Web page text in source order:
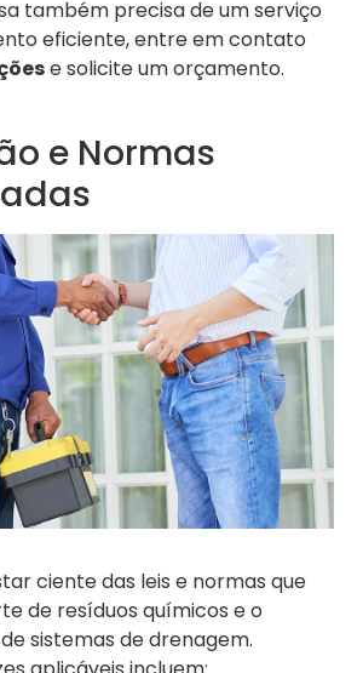
também precisa de um serviço
eficiente, entre em contato
e solicite um orçamento.
e Normas
ciente das leis e normas que
de resíduos químicos e o
sistemas de drenagem.